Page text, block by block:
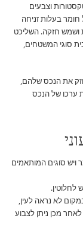
וצבעים
בעלות זניחה
ושמש חזקה. השליכט
סוגי המשטחים,
את הנכס שלהם,
ערכו של הנכס
ויש סוגים המותאמים
לחלוטין.
לא נראה לעין,
לאחר מכן ניתן לצבוע